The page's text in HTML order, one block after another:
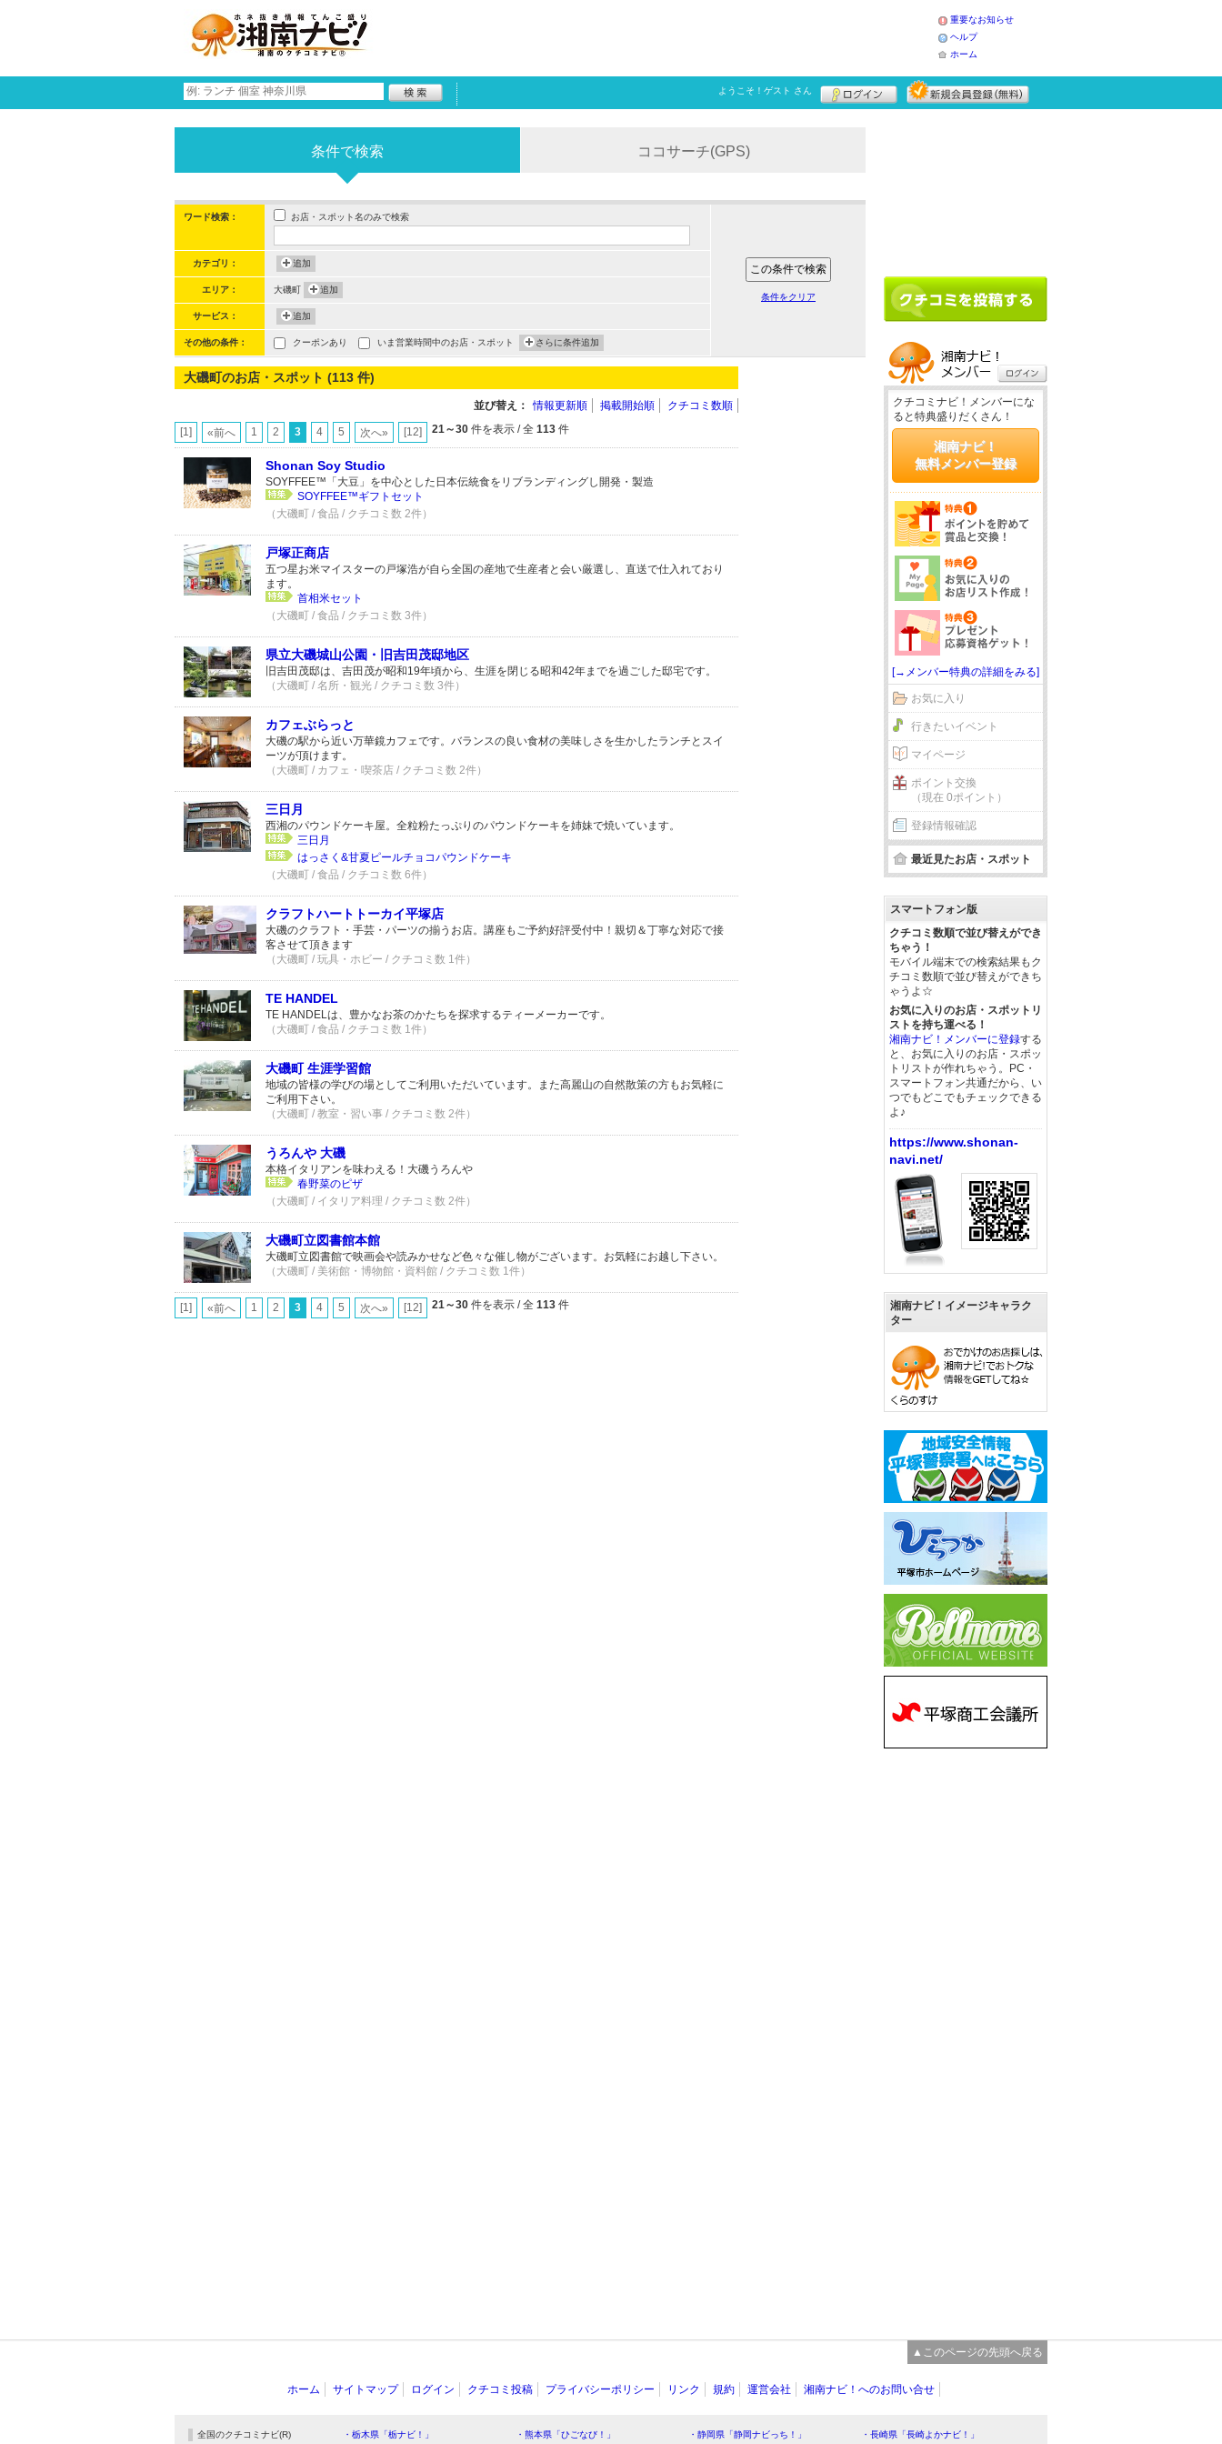
重要なお知らせ
ヘルプ
ホーム
ようこそ！ ゲスト さん
条件で検索 ココサーチ(GPS)
ワード検索： お店・スポット名のみで検索
カテゴリ： 追加
エリア： 大磯町 追加
サービス： 追加
その他の条件： クーポンあり いま営業時間中のお店・スポット さらに条件追加
条件をクリア
大磯町のお店・スポット (113 件)
並び替え： 情報更新順 掲載開始順 クチコミ数順
[1] «前へ 1 2 3 4 5 次へ» [12] 21～30 件を表示 / 全 113 件
Shonan Soy Studio
SOYFFEE™「大豆」を中心とした日本伝統食をリブランディングし開発・製造
SOYFFEE™ギフトセット
（大磯町 / 食品 / クチコミ数 2件）
戸塚正商店
五つ星お米マイスターの戸塚浩が自ら全国の産地で生産者と会い厳選し、直送で仕入れており
ます。
首相米セット
（大磯町 / 食品 / クチコミ数 3件）
県立大磯城山公園・旧吉田茂邸地区
旧吉田茂邸は、吉田茂が昭和19年頃から、生涯を閉じる昭和42年までを過ごした邸宅です。
（大磯町 / 名所・観光 / クチコミ数 3件）
カフェぶらっと
大磯の駅から近い万華鏡カフェです。バランスの良い食材の美味しさを生かしたランチとスイ
ーツが頂けます。
（大磯町 / カフェ・喫茶店 / クチコミ数 2件）
三日月
西湘のパウンドケーキ屋。全粒粉たっぷりのパウンドケーキを姉妹で焼いています。
三日月
はっさく&甘夏ピールチョコパウンドケーキ
（大磯町 / 食品 / クチコミ数 6件）
クラフトハートトーカイ平塚店
大磯のクラフト・手芸・パーツの揃うお店。講座もご予約好評受付中！親切＆丁寧な対応で接
客させて頂きます
（大磯町 / 玩具・ホビー / クチコミ数 1件）
TE HANDEL
TE HANDELは、豊かなお茶のかたちを探求するティーメーカーです。
（大磯町 / 食品 / クチコミ数 1件）
大磯町 生涯学習館
地域の皆様の学びの場としてご利用いただいています。また高麗山の自然散策の方もお気軽に
ご利用下さい。
（大磯町 / 教室・習い事 / クチコミ数 2件）
うろんや 大磯
本格イタリアンを味わえる！大磯うろんや
春野菜のピザ
（大磯町 / イタリア料理 / クチコミ数 2件）
大磯町立図書館本館
大磯町立図書館で映画会や読みかせなど色々な催し物がございます。お気軽にお越し下さい。
（大磯町 / 美術館・博物館・資料館 / クチコミ数 1件）
[1] «前へ 1 2 3 4 5 次へ» [12] 21～30 件を表示 / 全 113 件
クチコミナビ！メンバーにな
ると特典盛りだくさん！
湘南ナビ！
無料メンバー登録
[→メンバー特典の詳細をみる]
お気に入り
行きたいイベント
マイページ
ポイント交換
（現在 0ポイント）
登録情報確認
最近見たお店・スポット
スマートフォン版
クチコミ数順で並び替えができ
ちゃう！
モバイル端末での検索結果もク
チコミ数順で並び替えができち
ゃうよ☆
お気に入りのお店・スポットリ
ストを持ち運べる！
湘南ナビ！メンバーに登録する
と、お気に入りのお店・スポッ
トリストが作れちゃう。PC・
スマートフォン共通だから、い
つでもどこでもチェックできる
よ♪
https://www.shonan-
navi.net/
湘南ナビ！イメージキャラク
ター
▲このページの先頭へ戻る
ホーム サイトマップ ログイン クチコミ投稿 プライバシーポリシー リンク 規約 運営会社 湘南ナビ！へのお問い合せ
全国のクチコミナビ(R) ・栃木県「栃ナビ！」 ・熊本県「ひごなび！」 ・静岡県「静岡ナビっち！」 ・長崎県「長崎よかナビ！」